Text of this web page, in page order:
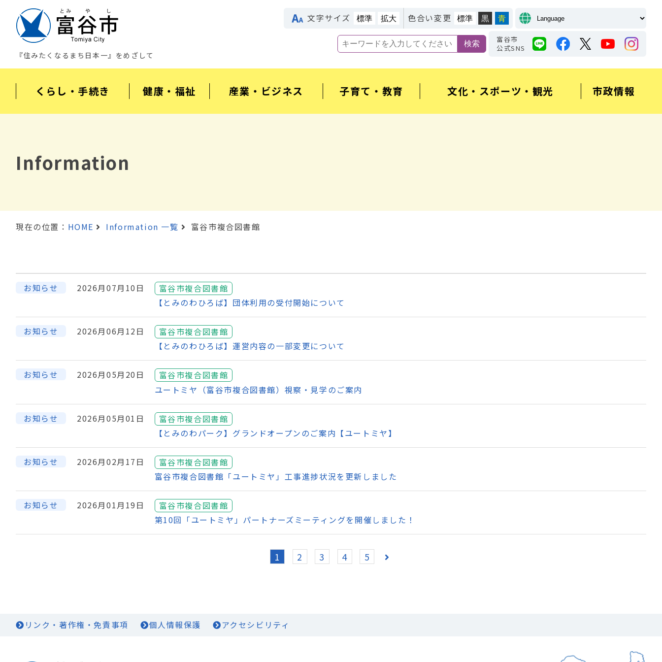
『住みたくなるまち日本一』をめざして
文字サイズ 標準 拡大 色合い変更 標準 黒 青
富谷市
公式SNS
くらし・手続き 健康・福祉 産業・ビジネス 子育て・教育 文化・スポーツ・観光 市政情報
Information
現在の位置： HOME Information 一覧 富谷市複合図書館
お知らせ 2026月07月10日
富谷市複合図書館
【とみのわひろば】団体利用の受付開始について
お知らせ 2026月06月12日
富谷市複合図書館
【とみのわひろば】運営内容の一部変更について
お知らせ 2026月05月20日
富谷市複合図書館
ユートミヤ（富谷市複合図書館）視察・見学のご案内
お知らせ 2026月05月01日
富谷市複合図書館
【とみのわパーク】グランドオープンのご案内【ユートミヤ】
お知らせ 2026月02月17日
富谷市複合図書館
富谷市複合図書館「ユートミヤ」工事進捗状況を更新しました
お知らせ 2026月01月19日
富谷市複合図書館
第10回「ユートミヤ」パートナーズミーティングを開催しました！
1 2 3 4 5
リンク・著作権・免責事項 個人情報保護 アクセシビリティ